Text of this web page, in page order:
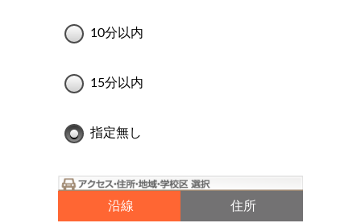
10分以内
15分以内
指定無し
沿線 住所